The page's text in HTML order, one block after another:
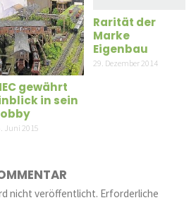
gewährt
in sein
Juni 2015
Rarität der
Marke
Eigenbau
29. Dezember 2014
nicht veröffentlicht. Erforderliche